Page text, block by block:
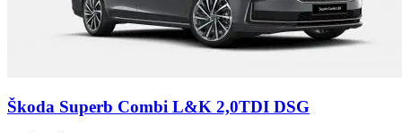
Škoda Superb Combi L&K 2,0TDI DSG